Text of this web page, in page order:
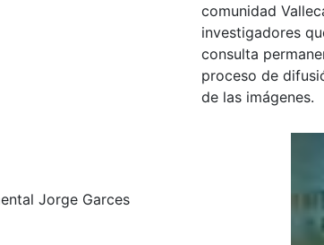
Jorge Garces
comunidad
investigadores
consulta
proceso de
de las imágenes.